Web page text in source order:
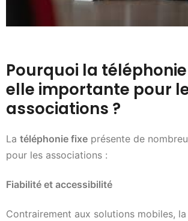
Pourquoi la
elle importante pour
associations ?
La téléphonie fixe présente de
pour les associations :
Fiabilité et accessibilité
Contrairement aux solutions mobiles, la